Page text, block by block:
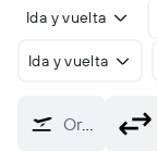
Ida y vuelta
Ida y vuelta
Origen